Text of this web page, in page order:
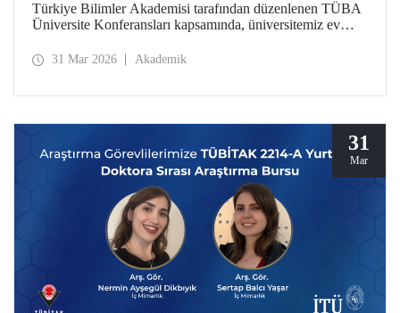
Türkiye Bilimler Akademisi tarafından düzenlenen TÜBA
Üniversite Konferansları kapsamında, üniversitemiz ev
Rolü” başlıklı konferans, 30 Mart 2026’da Süleyman
31 Mar 2026 Akademik
31
Mar